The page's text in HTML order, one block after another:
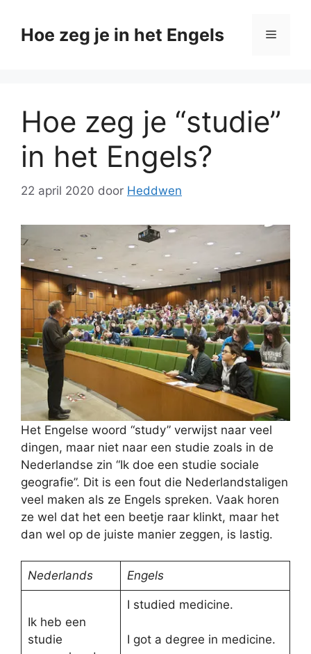
naarHoe zeg je in het Engels Menu
Hoe zeg je “studie”
in het Engels?
22 april 2020 door Heddwen
Het Engelse woord “study” verwijst naar veel
dingen, maar niet naar een studie zoals in de
Nederlandse zin “Ik doe een studie sociale
geografie”. Dit is een fout die Nederlandstaligen
veel maken als ze Engels spreken. Vaak horen
ze wel dat het een beetje raar klinkt, maar het
dan wel op de juiste manier zeggen, is lastig.
Nederlands Engels
Ik heb een
studie
I studied medicine.
I got a degree in medicine.